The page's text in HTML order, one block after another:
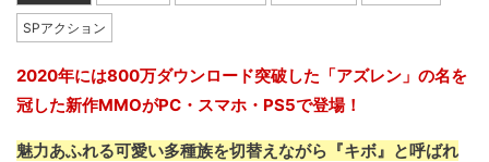
SPアクション
2020年には800万ダウンロード突破した「アズレン」の名を
冠した新作MMOがPC・スマホ・PS5で登場！
魅力あふれる可愛い多種族を切替えながら『キボ』と呼ばれ